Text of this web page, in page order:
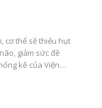
cơ thể sẽ thiếu hụt
giảm sức đề
kê của Viện…